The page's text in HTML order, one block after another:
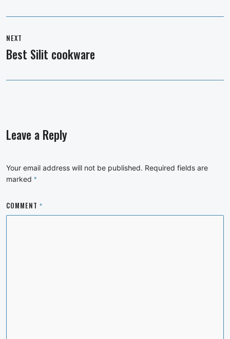
NEXT
Next
Best Silit cookware
Leave a Reply
Your email address will not be published. Required fields are
marked *
COMMENT *